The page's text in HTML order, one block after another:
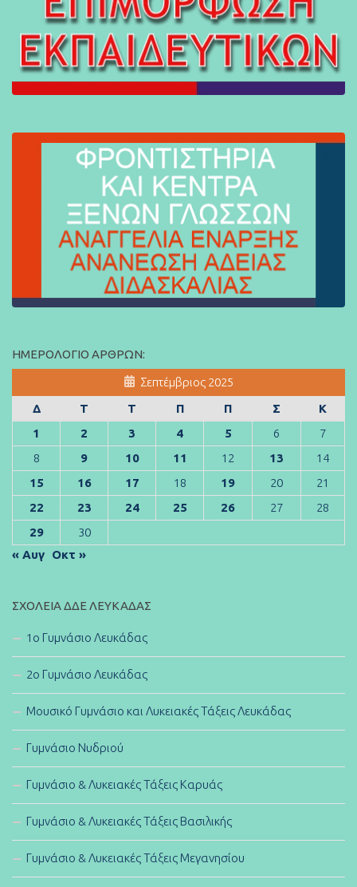
ΗΜΕΡΟΛΌΓΙΟ ΆΡΘΡΩΝ:
Σεπτέμβριος 2025
Δ
Τ Τ Π Π Σ
Κ
1
2 3 4 5 6
7
8
9 10 11 12 13
14
15
16 17 18 19 20
21
22
23 24 25 26 27
28
29
30
« Αυγ Οκτ »
ΣΧΟΛΕΊΑ ΔΔΕ ΛΕΥΚΆΔΑΣ
1ο Γυμνάσιο Λευκάδας
2ο Γυμνάσιο Λευκάδας
Μουσικό Γυμνάσιο και Λυκειακές Τάξεις Λευκάδας
Γυμνάσιο Νυδριού
Γυμνάσιο & Λυκειακές Τάξεις Καρυάς
Γυμνάσιο & Λυκειακές Τάξεις Βασιλικής
Γυμνάσιο & Λυκειακές Τάξεις Μεγανησίου